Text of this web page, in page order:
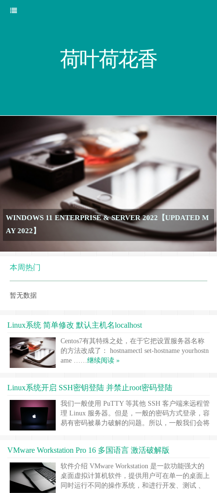
荷叶荷花香
WINDOWS 11 ENTERPRISE & SERVER 2022【UPDATED M
AY 2022】
本周热门
暂无数据
Linux系统 简单修改 默认主机名localhost
Centos7有其特殊之处，在于它把设置服务器名称
的方法改成了： hostnamectl set-hostname yourhostn
ame ……继续阅读 »
Linux系统开启 SSH密钥登陆 并禁止root密码登陆
我们一般使用 PuTTY 等其他 SSH 客户端来远程管
理 Linux 服务器。但是，一般的密码方式登录，容
易有密码被暴力破解的问题。所以，一般我们会将
证安全，那就是通过密钥的方式登录。 密钥形式
登录的原理是：利用密钥生成器制作一对密钥，即
一只公钥和一只私……
继续阅读 »
VMware Workstation Pro 16 多国语言 激活破解版
软件介绍 VMware Workstation 是一款功能强大的
桌面虚拟计算机软件，提供用户可在单一的桌面上
同时运行不同的操作系统，和进行开发、测试 、